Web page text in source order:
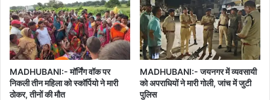
MADHUBANI:- मॉर्निंग वॉक पर
निकली तीन महिला को स्कॉर्पियो ने मारी
ठोकर, तीनों की मौत
MADHUBANI:- जयनगर में व्यवसायी
को अपराधियों ने मारी गोली, जांच में जुटी
पुलिस